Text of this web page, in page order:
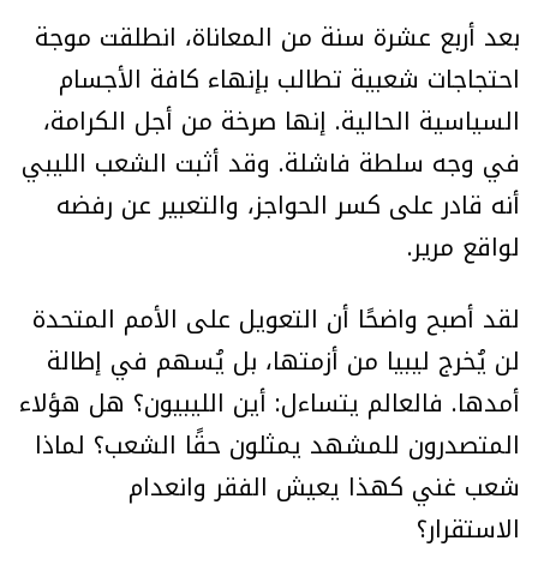
بعد أربع عشرة سنة من المعاناة، انطلقت موجة
احتجاجات شعبية تطالب بإنهاء كافة الأجسام
السياسية الحالية. إنها صرخة من أجل الكرامة،
في وجه سلطة فاشلة. وقد أثبت الشعب الليبي
أنه قادر على كسر الحواجز، والتعبير عن رفضه
لواقع مرير.
لقد أصبح واضحًا أن التعويل على الأمم المتحدة
لن يُخرج ليبيا من أزمتها، بل يُسهم في إطالة
أمدها. فالعالم يتساءل: أين الليبيون؟ هل هؤلاء
المتصدرون للمشهد يمثلون حقًا الشعب؟ لماذا
شعب غني كهذا يعيش الفقر وانعدام
الاستقرار؟